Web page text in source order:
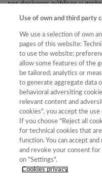
por decisores públicos y
instituciones del SECTI
La implementación de la
ecosistema de ciencia e
financiación, producción,
preservación y evaluación de
entendidos como bienes
inclusivos, multilingües e
infraestructuras
involucre a todos los actores
mantenimiento de
y la formación son los pilares
cabo la ENCA.
Descubre más información
Use of own and third party
We use a selection of own
pages of this website:
to use the website;
allow some features of the
be tailored; analytics or
to generate aggregate data
behavioral adversiting
relevant content and
cookies", you accept the
If you choose "Reject all
for technical cookies that
function. You can accept
and revoke your consent
on "Settings".
Cookies privacy